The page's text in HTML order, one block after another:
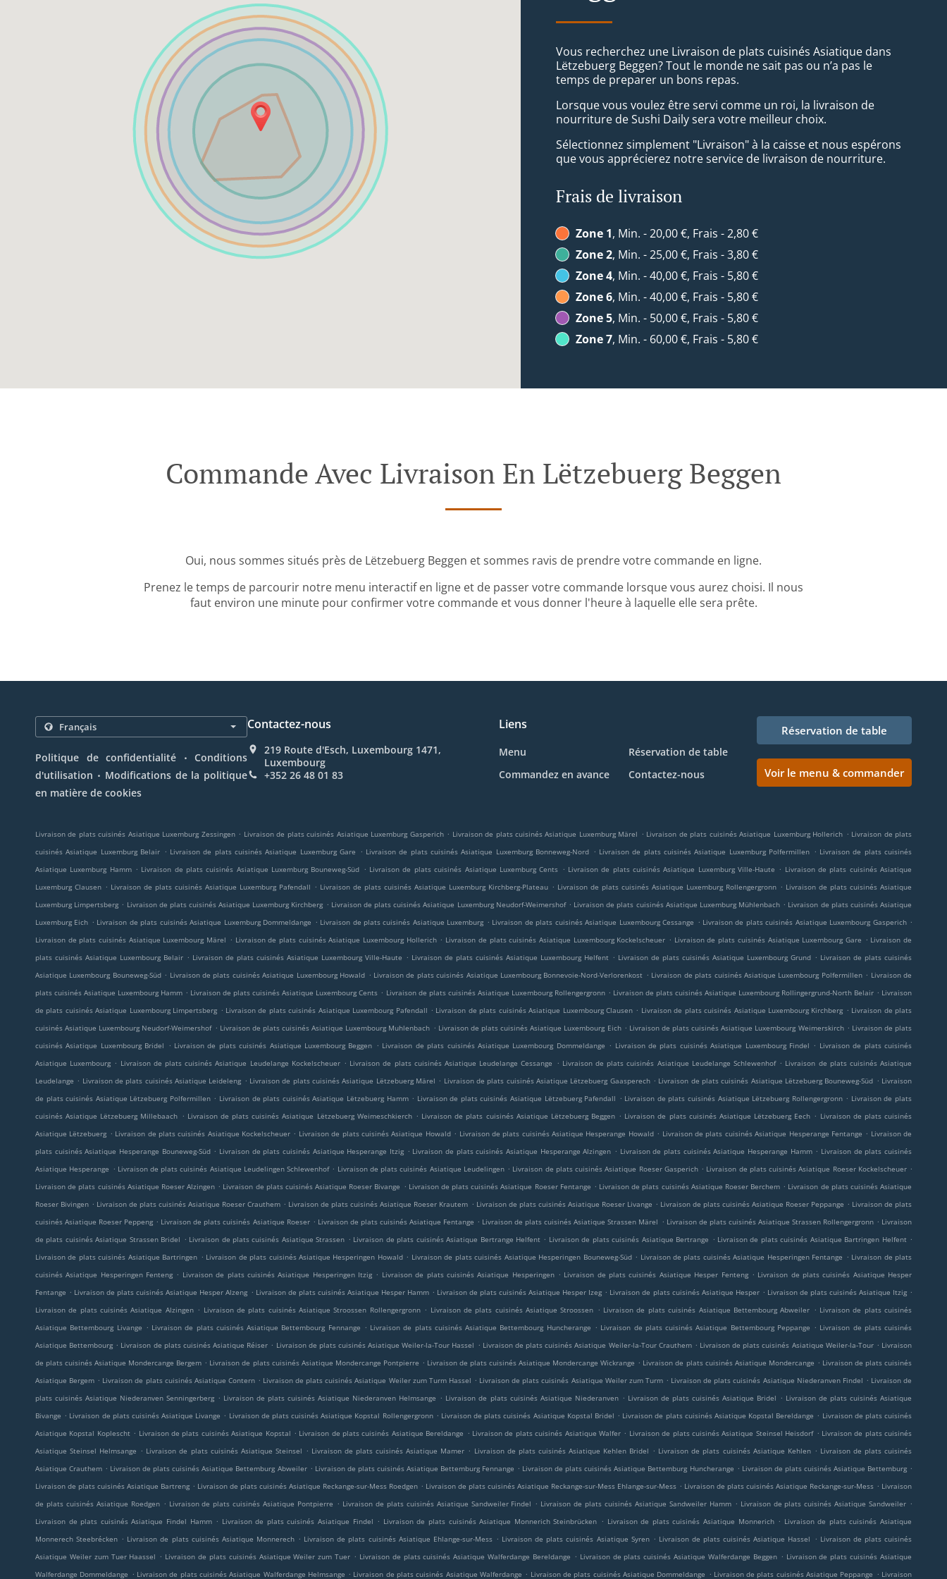
Vous recherchez une Livraison de plats cuisinés Asiatique dans
Lëtzebuerg Beggen? Tout le monde ne sait pas ou n’a pas le
temps de preparer un bons repas.
Lorsque vous voulez être servi comme un roi, la livraison de
nourriture de Sushi Daily sera votre meilleur choix.
Sélectionnez simplement "Livraison" à la caisse et nous espérons
que vous apprécierez notre service de livraison de nourriture.
Frais de livraison
Zone 1, Min. - 20,00 €, Frais - 2,80 €
Zone 2, Min. - 25,00 €, Frais - 3,80 €
Zone 4, Min. - 40,00 €, Frais - 5,80 €
Zone 6, Min. - 40,00 €, Frais - 5,80 €
Zone 5, Min. - 50,00 €, Frais - 5,80 €
Zone 7, Min. - 60,00 €, Frais - 5,80 €
Commande Avec Livraison En Lëtzebuerg Beggen
Oui, nous sommes situés près de Lëtzebuerg Beggen et sommes ravis de prendre votre commande en ligne.
Prenez le temps de parcourir notre menu interactif en ligne et de passer votre commande lorsque vous aurez choisi. Il nous
faut environ une minute pour confirmer votre commande et vous donner l'heure à laquelle elle sera prête.
Politique de confidentialité . Conditions
d'utilisation . Modifications de la politique
en matière de cookies
Contactez-nous
219 Route d'Esch, Luxembourg 1471,
Luxembourg
+352 26 48 01 83
Liens
Menu
Réservation de table
Commandez en avance
Contactez-nous
Réservation de table
Voir le menu & commander
Livraison de plats cuisinés Asiatique Luxemburg Zessingen . Livraison de plats cuisinés Asiatique Luxemburg Gasperich . Livraison de plats cuisinés Asiatique Luxemburg Märel . Livraison de plats cuisinés Asiatique Luxemburg Hollerich . Livraison de plats
cuisinés Asiatique Luxemburg Belair . Livraison de plats cuisinés Asiatique Luxemburg Gare . Livraison de plats cuisinés Asiatique Luxemburg Bonneweg-Nord . Livraison de plats cuisinés Asiatique Luxemburg Polfermillen . Livraison de plats cuisinés
Asiatique Luxemburg Hamm . Livraison de plats cuisinés Asiatique Luxemburg Bouneweg-Süd . Livraison de plats cuisinés Asiatique Luxemburg Cents . Livraison de plats cuisinés Asiatique Luxemburg Ville-Haute . Livraison de plats cuisinés Asiatique
Luxemburg Clausen . Livraison de plats cuisinés Asiatique Luxemburg Pafendall . Livraison de plats cuisinés Asiatique Luxemburg Kirchberg-Plateau . Livraison de plats cuisinés Asiatique Luxemburg Rollengergronn . Livraison de plats cuisinés Asiatique
Luxemburg Limpertsberg . Livraison de plats cuisinés Asiatique Luxemburg Kirchberg . Livraison de plats cuisinés Asiatique Luxemburg Neudorf-Weimershof . Livraison de plats cuisinés Asiatique Luxemburg Mühlenbach . Livraison de plats cuisinés Asiatique
Luxemburg Eich . Livraison de plats cuisinés Asiatique Luxemburg Dommeldange . Livraison de plats cuisinés Asiatique Luxemburg . Livraison de plats cuisinés Asiatique Luxembourg Cessange . Livraison de plats cuisinés Asiatique Luxembourg Gasperich .
Livraison de plats cuisinés Asiatique Luxembourg Märel . Livraison de plats cuisinés Asiatique Luxembourg Hollerich . Livraison de plats cuisinés Asiatique Luxembourg Kockelscheuer . Livraison de plats cuisinés Asiatique Luxembourg Gare . Livraison de
plats cuisinés Asiatique Luxembourg Belair . Livraison de plats cuisinés Asiatique Luxembourg Ville-Haute . Livraison de plats cuisinés Asiatique Luxembourg Helfent . Livraison de plats cuisinés Asiatique Luxembourg Grund . Livraison de plats cuisinés
Asiatique Luxembourg Bouneweg-Süd . Livraison de plats cuisinés Asiatique Luxembourg Howald . Livraison de plats cuisinés Asiatique Luxembourg Bonnevoie-Nord-Verlorenkost . Livraison de plats cuisinés Asiatique Luxembourg Polfermillen . Livraison de
plats cuisinés Asiatique Luxembourg Hamm . Livraison de plats cuisinés Asiatique Luxembourg Cents . Livraison de plats cuisinés Asiatique Luxembourg Rollengergronn . Livraison de plats cuisinés Asiatique Luxembourg Rollingergrund-North Belair . Livraison
de plats cuisinés Asiatique Luxembourg Limpertsberg . Livraison de plats cuisinés Asiatique Luxembourg Pafendall . Livraison de plats cuisinés Asiatique Luxembourg Clausen . Livraison de plats cuisinés Asiatique Luxembourg Kirchberg . Livraison de plats
cuisinés Asiatique Luxembourg Neudorf-Weimershof . Livraison de plats cuisinés Asiatique Luxembourg Muhlenbach . Livraison de plats cuisinés Asiatique Luxembourg Eich . Livraison de plats cuisinés Asiatique Luxembourg Weimerskirch . Livraison de plats
cuisinés Asiatique Luxembourg Bridel
. Livraison de plats cuisinés Asiatique Luxembourg Beggen . Livraison de plats cuisinés Asiatique Luxembourg Dommeldange . Livraison de plats cuisinés Asiatique Luxembourg Findel . Livraison de plats cuisinés
Asiatique Luxembourg . Livraison de plats cuisinés Asiatique Leudelange Kockelscheuer . Livraison de plats cuisinés Asiatique Leudelange Cessange . Livraison de plats cuisinés Asiatique Leudelange Schlewenhof . Livraison de plats cuisinés Asiatique
Leudelange . Livraison de plats cuisinés Asiatique Leideleng . Livraison de plats cuisinés Asiatique Lëtzebuerg Märel . Livraison de plats cuisinés Asiatique Lëtzebuerg Gaasperech . Livraison de plats cuisinés Asiatique Lëtzebuerg Bouneweg-Süd . Livraison
de plats cuisinés Asiatique Lëtzebuerg Polfermillen . Livraison de plats cuisinés Asiatique Lëtzebuerg Hamm . Livraison de plats cuisinés Asiatique Lëtzebuerg Pafendall . Livraison de plats cuisinés Asiatique Lëtzebuerg Rollengergronn . Livraison de plats
cuisinés Asiatique Lëtzebuerg Millebaach . Livraison de plats cuisinés Asiatique Lëtzebuerg Weimeschkierch . Livraison de plats cuisinés Asiatique Lëtzebuerg Beggen . Livraison de plats cuisinés Asiatique Lëtzebuerg Eech . Livraison de plats cuisinés
Asiatique Lëtzebuerg . Livraison de plats cuisinés Asiatique Kockelscheuer . Livraison de plats cuisinés Asiatique Howald . Livraison de plats cuisinés Asiatique Hesperange Howald . Livraison de plats cuisinés Asiatique Hesperange Fentange . Livraison de
plats cuisinés Asiatique Hesperange Bouneweg-Süd . Livraison de plats cuisinés Asiatique Hesperange Itzig . Livraison de plats cuisinés Asiatique Hesperange Alzingen . Livraison de plats cuisinés Asiatique Hesperange Hamm . Livraison de plats cuisinés
Asiatique Hesperange . Livraison de plats cuisinés Asiatique Leudelingen Schlewenhof . Livraison de plats cuisinés Asiatique Leudelingen . Livraison de plats cuisinés Asiatique Roeser Gasperich . Livraison de plats cuisinés Asiatique Roeser Kockelscheuer .
Livraison de plats cuisinés Asiatique Roeser Alzingen . Livraison de plats cuisinés Asiatique Roeser Bivange . Livraison de plats cuisinés Asiatique Roeser Fentange . Livraison de plats cuisinés Asiatique Roeser Berchem . Livraison de plats cuisinés Asiatique
Roeser Bivingen . Livraison de plats cuisinés Asiatique Roeser Crauthem . Livraison de plats cuisinés Asiatique Roeser Krautem . Livraison de plats cuisinés Asiatique Roeser Livange . Livraison de plats cuisinés Asiatique Roeser Peppange . Livraison de plats
cuisinés Asiatique Roeser Peppeng . Livraison de plats cuisinés Asiatique Roeser . Livraison de plats cuisinés Asiatique Fentange . Livraison de plats cuisinés Asiatique Strassen Märel . Livraison de plats cuisinés Asiatique Strassen Rollengergronn . Livraison
de plats cuisinés Asiatique Strassen Bridel . Livraison de plats cuisinés Asiatique Strassen . Livraison de plats cuisinés Asiatique Bertrange Helfent . Livraison de plats cuisinés Asiatique Bertrange . Livraison de plats cuisinés Asiatique Bartringen Helfent .
Livraison de plats cuisinés Asiatique Bartringen . Livraison de plats cuisinés Asiatique Hesperingen Howald . Livraison de plats cuisinés Asiatique Hesperingen Bouneweg-Süd . Livraison de plats cuisinés Asiatique Hesperingen Fentange . Livraison de plats
cuisinés Asiatique Hesperingen Fenteng . Livraison de plats cuisinés Asiatique Hesperingen Itzig . Livraison de plats cuisinés Asiatique Hesperingen . Livraison de plats cuisinés Asiatique Hesper Fenteng . Livraison de plats cuisinés Asiatique Hesper
Fentange . Livraison de plats cuisinés Asiatique Hesper Alzeng . Livraison de plats cuisinés Asiatique Hesper Hamm . Livraison de plats cuisinés Asiatique Hesper Izeg . Livraison de plats cuisinés Asiatique Hesper . Livraison de plats cuisinés Asiatique Itzig .
Livraison de plats cuisinés Asiatique Alzingen . Livraison de plats cuisinés Asiatique Stroossen Rollengergronn . Livraison de plats cuisinés Asiatique Stroossen . Livraison de plats cuisinés Asiatique Bettembourg Abweiler . Livraison de plats cuisinés
Asiatique Bettembourg Livange . Livraison de plats cuisinés Asiatique Bettembourg Fennange . Livraison de plats cuisinés Asiatique Bettembourg Huncherange . Livraison de plats cuisinés Asiatique Bettembourg Peppange . Livraison de plats cuisinés
Asiatique Bettembourg . Livraison de plats cuisinés Asiatique Réiser . Livraison de plats cuisinés Asiatique Weiler-la-Tour Hassel . Livraison de plats cuisinés Asiatique Weiler-la-Tour Crauthem . Livraison de plats cuisinés Asiatique Weiler-la-Tour . Livraison
de plats cuisinés Asiatique Mondercange Bergem . Livraison de plats cuisinés Asiatique Mondercange Pontpierre . Livraison de plats cuisinés Asiatique Mondercange Wickrange . Livraison de plats cuisinés Asiatique Mondercange . Livraison de plats cuisinés
Asiatique Bergem . Livraison de plats cuisinés Asiatique Contern . Livraison de plats cuisinés Asiatique Weiler zum Turm Hassel . Livraison de plats cuisinés Asiatique Weiler zum Turm . Livraison de plats cuisinés Asiatique Niederanven Findel . Livraison de
plats cuisinés Asiatique Niederanven Senningerberg . Livraison de plats cuisinés Asiatique Niederanven Helmsange . Livraison de plats cuisinés Asiatique Niederanven . Livraison de plats cuisinés Asiatique Bridel . Livraison de plats cuisinés Asiatique
Bivange . Livraison de plats cuisinés Asiatique Livange . Livraison de plats cuisinés Asiatique Kopstal Rollengergronn . Livraison de plats cuisinés Asiatique Kopstal Bridel . Livraison de plats cuisinés Asiatique Kopstal Bereldange . Livraison de plats cuisinés
Asiatique Kopstal Koplescht . Livraison de plats cuisinés Asiatique Kopstal . Livraison de plats cuisinés Asiatique Bereldange . Livraison de plats cuisinés Asiatique Walfer . Livraison de plats cuisinés Asiatique Steinsel Heisdorf . Livraison de plats cuisinés
Asiatique Steinsel Helmsange . Livraison de plats cuisinés Asiatique Steinsel . Livraison de plats cuisinés Asiatique Mamer . Livraison de plats cuisinés Asiatique Kehlen Bridel . Livraison de plats cuisinés Asiatique Kehlen . Livraison de plats cuisinés
Asiatique Crauthem . Livraison de plats cuisinés Asiatique Bettemburg Abweiler . Livraison de plats cuisinés Asiatique Bettemburg Fennange . Livraison de plats cuisinés Asiatique Bettemburg Huncherange . Livraison de plats cuisinés Asiatique Bettemburg .
Livraison de plats cuisinés Asiatique Bartreng . Livraison de plats cuisinés Asiatique Reckange-sur-Mess Roedgen . Livraison de plats cuisinés Asiatique Reckange-sur-Mess Ehlange-sur-Mess . Livraison de plats cuisinés Asiatique Reckange-sur-Mess . Livraison
de plats cuisinés Asiatique Roedgen . Livraison de plats cuisinés Asiatique Pontpierre . Livraison de plats cuisinés Asiatique Sandweiler Findel . Livraison de plats cuisinés Asiatique Sandweiler Hamm . Livraison de plats cuisinés Asiatique Sandweiler .
Livraison de plats cuisinés Asiatique Findel Hamm . Livraison de plats cuisinés Asiatique Findel . Livraison de plats cuisinés Asiatique Monnerich Steinbrücken . Livraison de plats cuisinés Asiatique Monnerich . Livraison de plats cuisinés Asiatique
Monnerech Steebrécken . Livraison de plats cuisinés Asiatique Monnerech . Livraison de plats cuisinés Asiatique Ehlange-sur-Mess . Livraison de plats cuisinés Asiatique Syren . Livraison de plats cuisinés Asiatique Hassel . Livraison de plats cuisinés
Asiatique Weiler zum Tuer Haassel . Livraison de plats cuisinés Asiatique Weiler zum Tuer . Livraison de plats cuisinés Asiatique Walferdange Bereldange . Livraison de plats cuisinés Asiatique Walferdange Beggen . Livraison de plats cuisinés Asiatique
Walferdange Dommeldange . Livraison de plats cuisinés Asiatique Walferdange Helmsange . Livraison de plats cuisinés Asiatique Walferdange . Livraison de plats cuisinés Asiatique Dommeldange . Livraison de plats cuisinés Asiatique Peppange . Livraison